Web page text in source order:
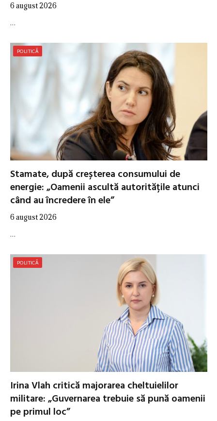
6 august 2026
…
POLITICĂ
Stamate, după creșterea consumului de
energie: „Oamenii ascultă autoritățile atunci
când au încredere în ele”
6 august 2026
…
POLITICĂ
Irina Vlah critică majorarea cheltuielilor
militare: „Guvernarea trebuie să pună oamenii
pe primul loc”